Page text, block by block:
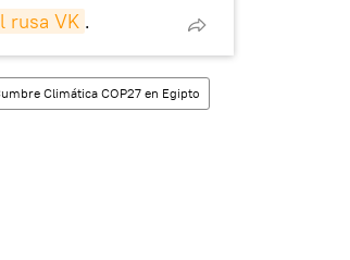
rusa VK .
Climática COP27 en Egipto